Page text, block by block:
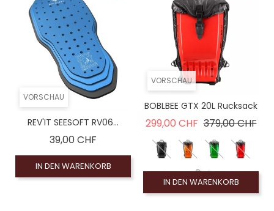
VORSCHAU
REV'IT SEESOFT RV06...
39,00 CHF
IN DEN WARENKORB
VORSCHAU
BOBLBEE GTX 20L Rucksack
299,00 CHF Verkaufspreis
379,00 CHF
IN DEN WARENKORB